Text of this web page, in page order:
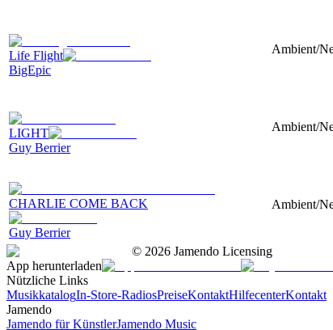
Life Flight
BigEpic
Ambient/
LIGHT
Guy Berrier
Ambient/
CHARLIE COME BACK
Guy Berrier
Ambient/
© 2026 Jamendo Licensing
App herunterladen
Nützliche Links
MusikkatalogIn-Store-RadiosPreiseKontaktHilfecenterKontakt
Jamendo
Jamendo für KünstlerJamendo Music